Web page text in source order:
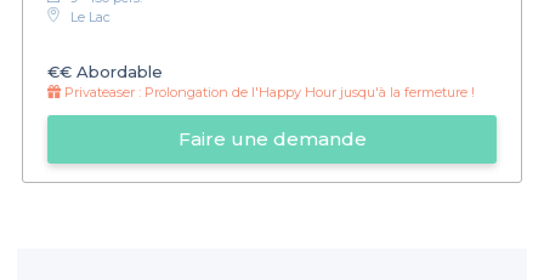
Le Lac
€€ Abordable
Privateaser : Prolongation de l'Happy Hour jusqu'à la fermeture !
Faire une demande